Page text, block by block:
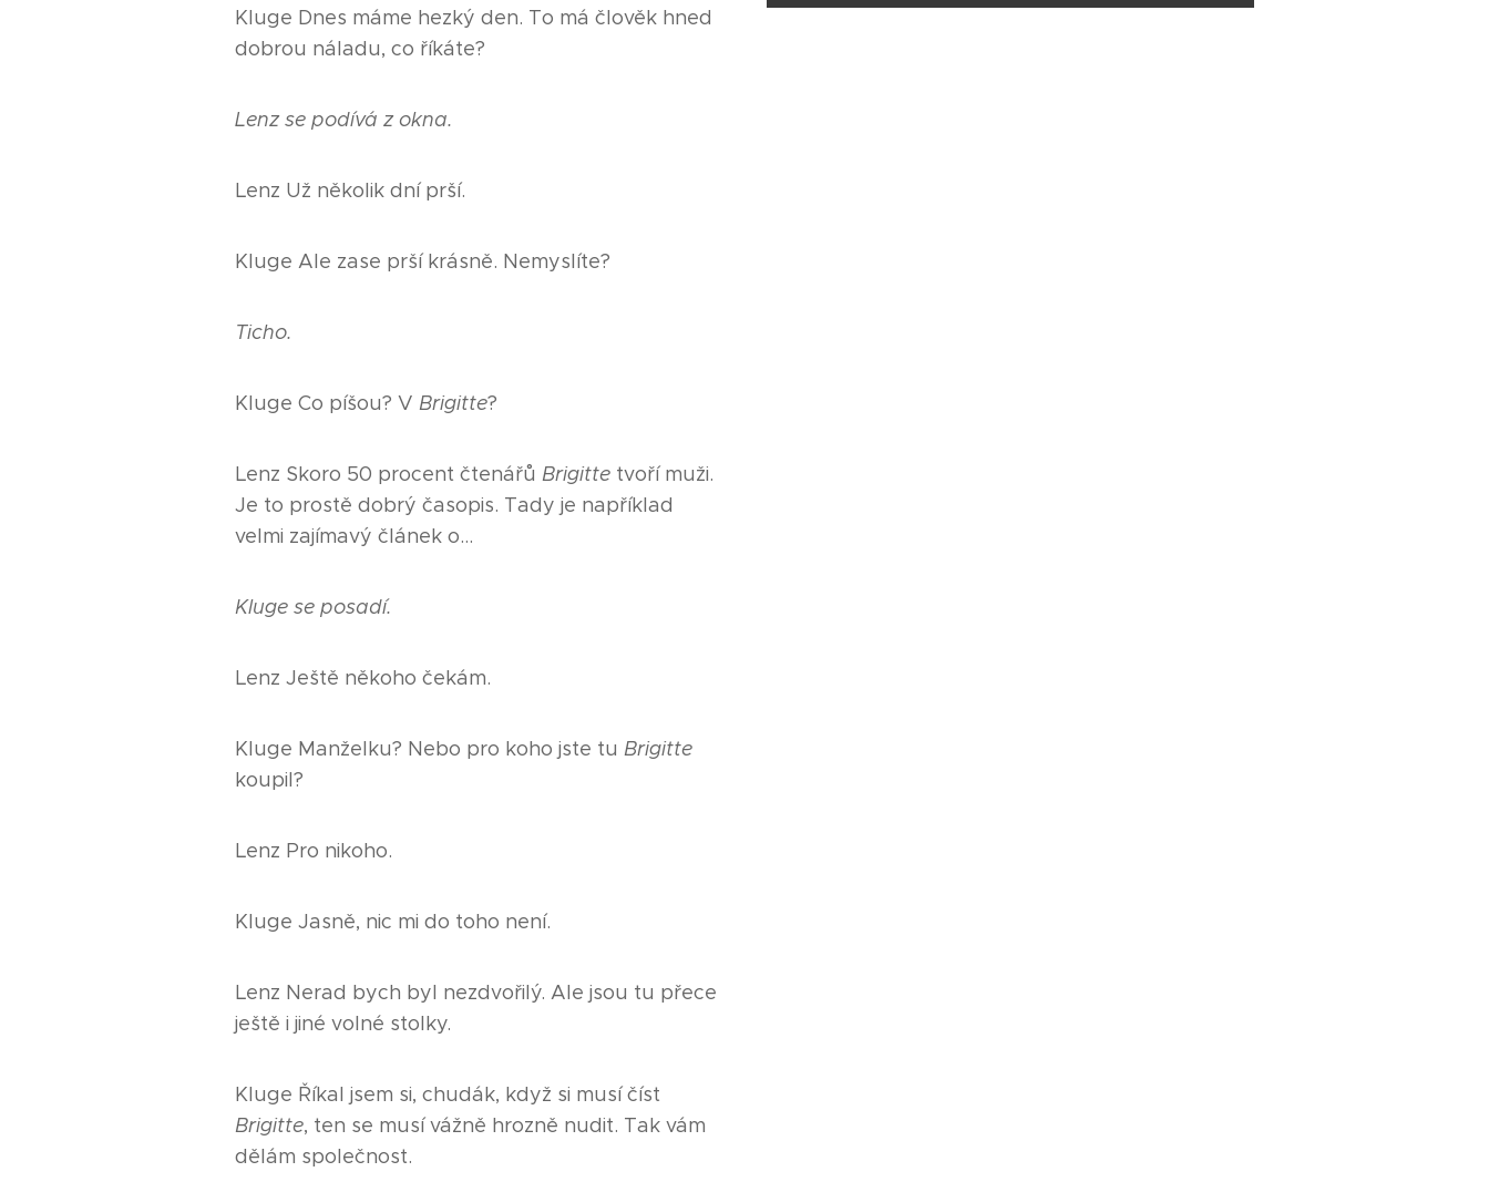
Kluge Dnes máme hezký den. To má člověk hned
dobrou náladu, co říkáte?
Lenz se podívá z okna.
Lenz Už několik dní prší.
Kluge Ale zase prší krásně. Nemyslíte?
Ticho.
Kluge Co píšou? V Brigitte?
Lenz Skoro 50 procent čtenářů Brigitte tvoří muži.
Je to prostě dobrý časopis. Tady je například
velmi zajímavý článek o…
Kluge se posadí.
Lenz Ještě někoho čekám.
Kluge Manželku? Nebo pro koho jste tu Brigitte
koupil?
Lenz Pro nikoho.
Kluge Jasně, nic mi do toho není.
Lenz Nerad bych byl nezdvořilý. Ale jsou tu přece
ještě i jiné volné stolky.
Kluge Říkal jsem si, chudák, když si musí číst
Brigitte, ten se musí vážně hrozně nudit. Tak vám
dělám společnost.